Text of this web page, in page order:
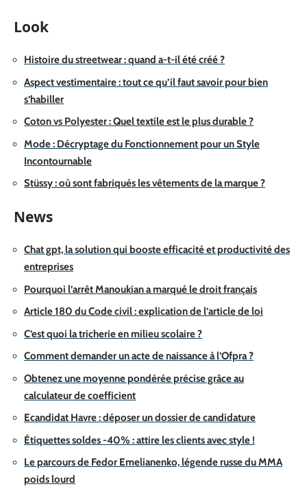
Look
Histoire du streetwear : quand a-t-il été créé ?
Aspect vestimentaire : tout ce qu’il faut savoir pour bien
s’habiller
Coton vs Polyester : Quel textile est le plus durable ?
Mode : Décryptage du Fonctionnement pour un Style
Incontournable
Stüssy : où sont fabriqués les vêtements de la marque ?
News
Chat gpt, la solution qui booste efficacité et productivité des
entreprises
Pourquoi l’arrêt Manoukian a marqué le droit français
Article 180 du Code civil : explication de l’article de loi
C’est quoi la tricherie en milieu scolaire ?
Comment demander un acte de naissance à l’Ofpra ?
Obtenez une moyenne pondérée précise grâce au
calculateur de coefficient
Ecandidat Havre : déposer un dossier de candidature
Étiquettes soldes -40% : attire les clients avec style !
Le parcours de Fedor Emelianenko, légende russe du MMA
poids lourd